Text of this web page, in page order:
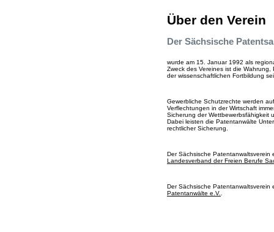
Über den Verein
Der Sächsische
wurde am 15. Januar 1992 als
Zweck des Vereines ist die
der wissenschaftlichen Fortbildung
Gewerbliche Schutzrechte werden
Verflechtungen in der Wirtschaft
Sicherung der Wettbewerbsfähigkeit
Dabei leisten die Patentanwälte
rechtlicher Sicherung.
Der Sächsische Patentanwaltsverein
Landesverband der Freien Berufe
Der Sächsische Patentanwaltsverein
Patentanwälte e.V.